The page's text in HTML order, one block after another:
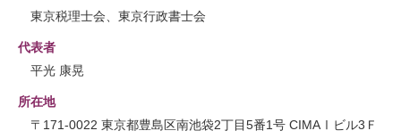
東京税理士会、東京行政書士会
代表者
平光 康晃
所在地
〒171-0022 東京都豊島区南池袋2丁目5番1号 CIMAⅠビル3Ｆ